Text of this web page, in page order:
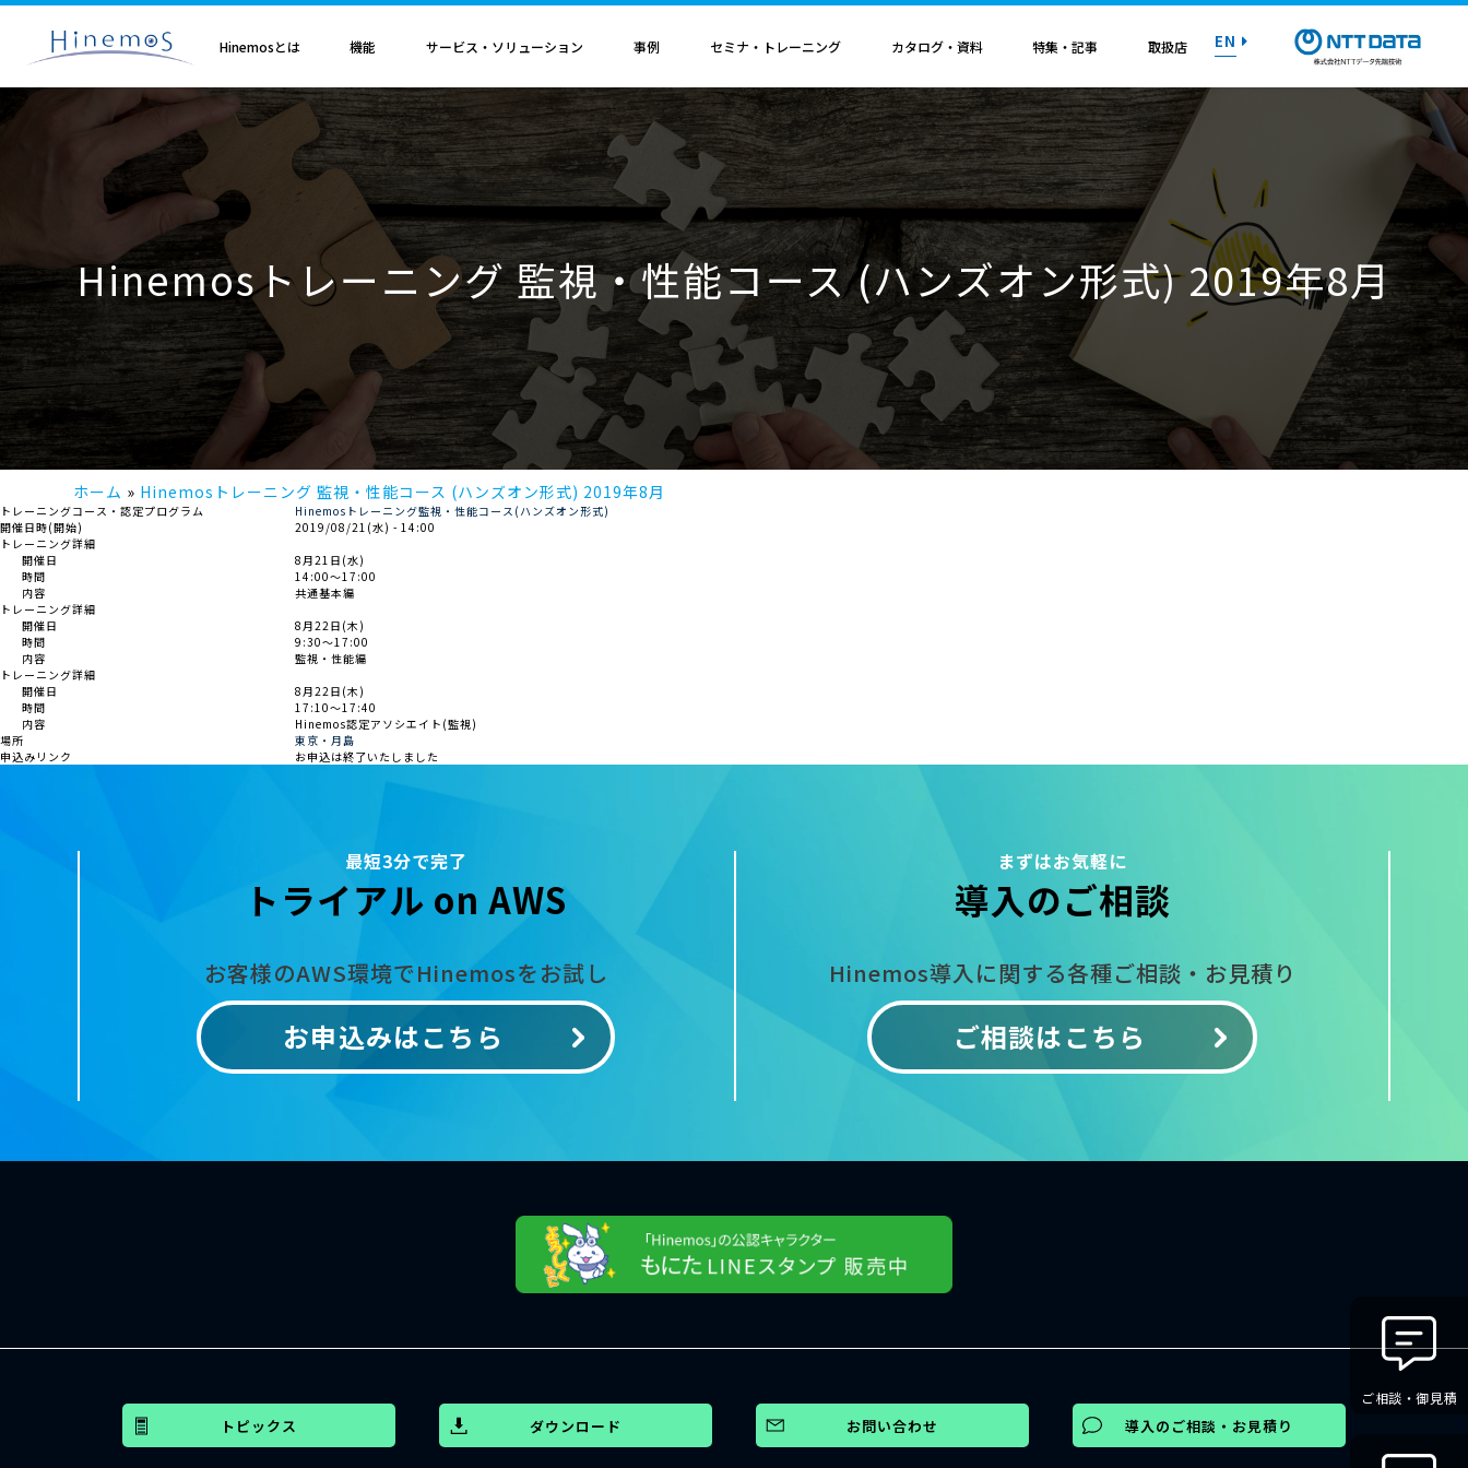
メ
テ
ツ
Hinemosとは
Hinemosとは
歩み・利用実績
Hinemosの利用実績
Hinemosの歩み
導入構成・動作環境
導入構成
動作環境
サポートサイクル
トライアル on AWS
マニュアル
お問い合わせ
機能
エンタープライズ
クラウド・VM管理
Hinemos メッセージフィルタ
Hineoms インシデントダッシュボード
Hinemos Migration Assistant
Hinemos AIエージェント
オプション
Hinemos ミッションクリティカルオプション
Hinemos セキュリティ ネットワーク診断オプション
Hinemos セキュリティ アプリケーション診断オプション
トライアル on AWS
マニュアル
お問い合わせ
サービス・ソリューション
サブスクリプション
Hinemosサブスクリプション
サービス
導入設計・構築支援サービス
Hinemosプロフェッショナル QAサービス
バージョンアップ支援サービス
データコンバートサービス
レポートカスタマイズサービス
他製品からの移行サービス
Hinemos インシデントダッシュボード テーブルカスタマイズサービス
Hinemosメッセージフィルタ 導入支援サービス
AI基盤による 異常検知支援サービス
ソリューション
SAP連携ソリューション
SAP HANA運用管理ソリューション
トライアル on AWS
マニュアル
お問い合わせ
事例
電気・ガス業 電気機器
金融・保険業 サービス業
教育、学習支援業 官公庁・自治体
NTTデータ事例 事例紹介インタビュー資料（PDF）
トライアル on AWS
マニュアル
お問い合わせ
セミナ・トレーニング
Hinemosセミナ
Hinemos World 2026
Hinemosソリューションセミナ2026
Hinemos World 2025
Hinemosソリューションセミナ2025
トレーニング・技術者認定
Hinemosトレーニング
技術者認定プログラム
カレンダ
Hinemosイベントカレンダ
トライアル on AWS
マニュアル
お問い合わせ
カタログ・資料 特集・記事
クラウド運用特集
製品移行特集
ITSM特集
セキュリティ運用特集
監視特集
ログ管理特集
基盤設定の自動化特集
APM特集
RBA特集
技術情報
Hinemos技術情報
外部サイト公開記事・書籍
記事
Hinemos記事
IT運用管理コラム
トライアル on AWS
マニュアル
お問い合わせ
取扱店
Hinemosアライアンス
Hinemosアライアンスとは
Hinemosアライアンス一覧
取扱店
Hinemos取扱企業一覧
トライアル on AWS
マニュアル
お問い合わせ
EN
Hinemosトレーニング 監視・性能コース (ハンズオン形式) 2019年8月
ホーム Hinemosトレーニング 監視・性能コース (ハンズオン形式) 2019年8月
トレーニングコース・認定プログラム
Hinemosトレーニング監視・性能コース(ハンズオン形式)
開催日時(開始)
2019/08/21(水) - 14:00
トレーニング詳細
開催日
8月21日(水)
時間
14:00～17:00
内容
共通基本編
トレーニング詳細
開催日
8月22日(木)
時間
9:30～17:00
内容
監視・性能編
トレーニング詳細
開催日
8月22日(木)
時間
17:10～17:40
内容
Hinemos認定アソシエイト(監視)
場所
東京・月島
申込みリンク
お申込は終了いたしました
最短3分で完了
トライアル on AWS
お客様のAWS環境でHinemosをお試し
お申込みはこちら
まずはお気軽に
導入のご相談
Hinemos導入に関する各種ご相談・お見積り
ご相談はこちら
トピックス ダウンロード お問い合わせ 導入のご相談・お見積り
ご相談・御見積